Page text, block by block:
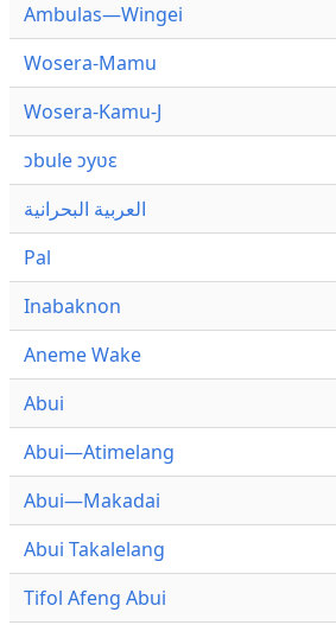
Ambulas—Wingei
Wosera-Mamu
Wosera-Kamu-J
ɔbule ɔyʋɛ
العربية البحرانية
Pal
Inabaknon
Aneme Wake
Abui
Abui—Atimelang
Abui—Makadai
Abui Takalelang
Tifol Afeng Abui